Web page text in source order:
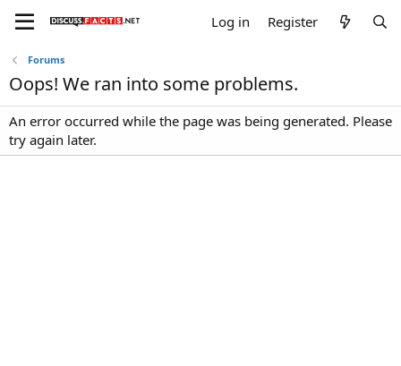
Log in Register
Forums
Oops! We ran into some problems.
An error occurred while the page was being generated. Please
try again later.